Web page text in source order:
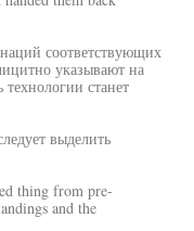
соответствующих
указывают на
станет
выделить
thing from pre-
and the